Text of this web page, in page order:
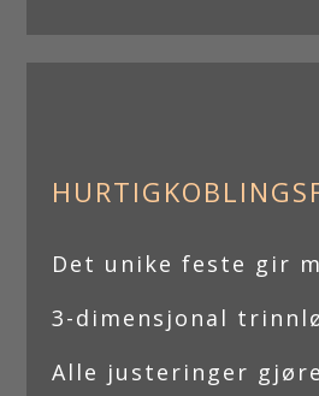
Det unike feste gir
3-dimensjonal
Alle justeringer